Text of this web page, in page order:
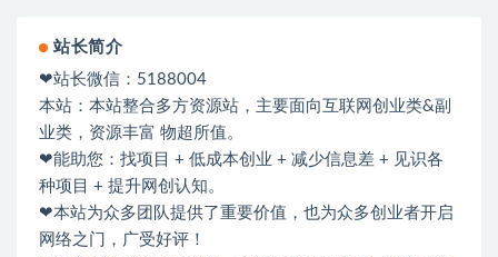
站长简介
❤站长微信：5188004
本站：本站整合多方资源站，主要面向互联网创业类&副
业类，资源丰富 物超所值。
❤能助您：找项目 + 低成本创业 + 减少信息差 + 见识各
种项目 + 提升网创认知。
❤本站为众多团队提供了重要价值，也为众多创业者开启
网络之门，广受好评！